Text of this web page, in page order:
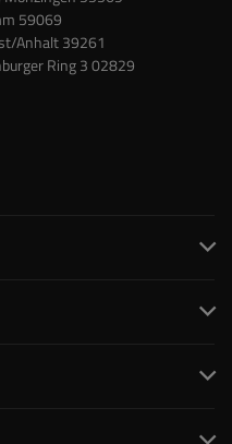
59069
Anhalt 39261
Ring 3 02829